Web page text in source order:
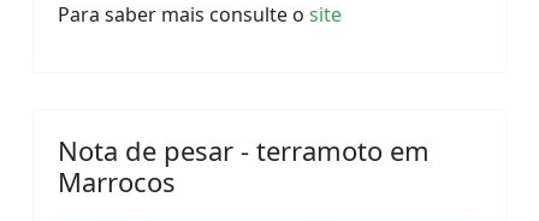
Para saber mais consulte o site
Nota de pesar - terramoto em
Marrocos